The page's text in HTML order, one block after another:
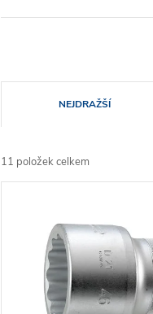
a
z
NEJDRAŽŠÍ
11 položek celkem